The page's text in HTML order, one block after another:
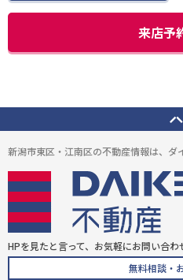
来店予
新潟市東区・江南区の不動産情報は、ダ
HPを見たと言って、お気軽にお問い合わ
無料相談・